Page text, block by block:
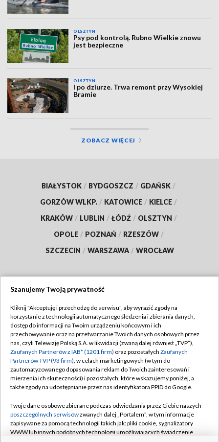
OLSZTYN
Psy pod kontrolą. Rubno Wielkie znowu
jest bezpieczne
OLSZTYN
I po dziurze. Trwa remont przy Wysokiej
Bramie
ZOBACZ WIĘCEJ
BIAŁYSTOK / BYDGOSZCZ / GDAŃSK /
GORZÓW WLKP. / KATOWICE / KIELCE /
KRAKÓW / LUBLIN / ŁÓDŹ / OLSZTYN /
OPOLE / POZNAŃ / RZESZÓW /
SZCZECIN / WARSZAWA / WROCŁAW
TVP
Abonament TVP
Emisja w TVP
Centrum informacji TVP
Naziemna Telewizja Cyfrowa
Rada Programowa
System NOS
Regulamin TVP
Polityka prywatności
Moje zgody
Pomoc
Kontakt
Szanujemy Twoją prywatność
Kliknij "Akceptuję i przechodzę do serwisu", aby wyrazić zgody na
korzystanie z technologii automatycznego śledzenia i zbierania danych,
dostęp do informacji na Twoim urządzeniu końcowym i ich
przechowywanie oraz na przetwarzanie Twoich danych osobowych przez
nas, czyli Telewizję Polską S.A. w likwidacji (zwaną dalej również „TVP”),
Zaufanych Partnerów z IAB* (1201 firm) oraz pozostałych Zaufanych
Partnerów TVP (93 firm), w celach marketingowych (w tym do
zautomatyzowanego dopasowania reklam do Twoich zainteresowań i
mierzenia ich skuteczności) i pozostałych, które wskazujemy poniżej, a
także zgody na udostępnianie przez nas identyfikatora PPID do Google.
Twoje dane osobowe zbierane podczas odwiedzania przez Ciebie naszych
poszczególnych serwisówzwanych dalej „Portalem”, w tym informacje
zapisywane za pomocą technologii takich jak: pliki cookie, sygnalizatory
WWW lub innych podobnych technologii umożliwiających świadczenie